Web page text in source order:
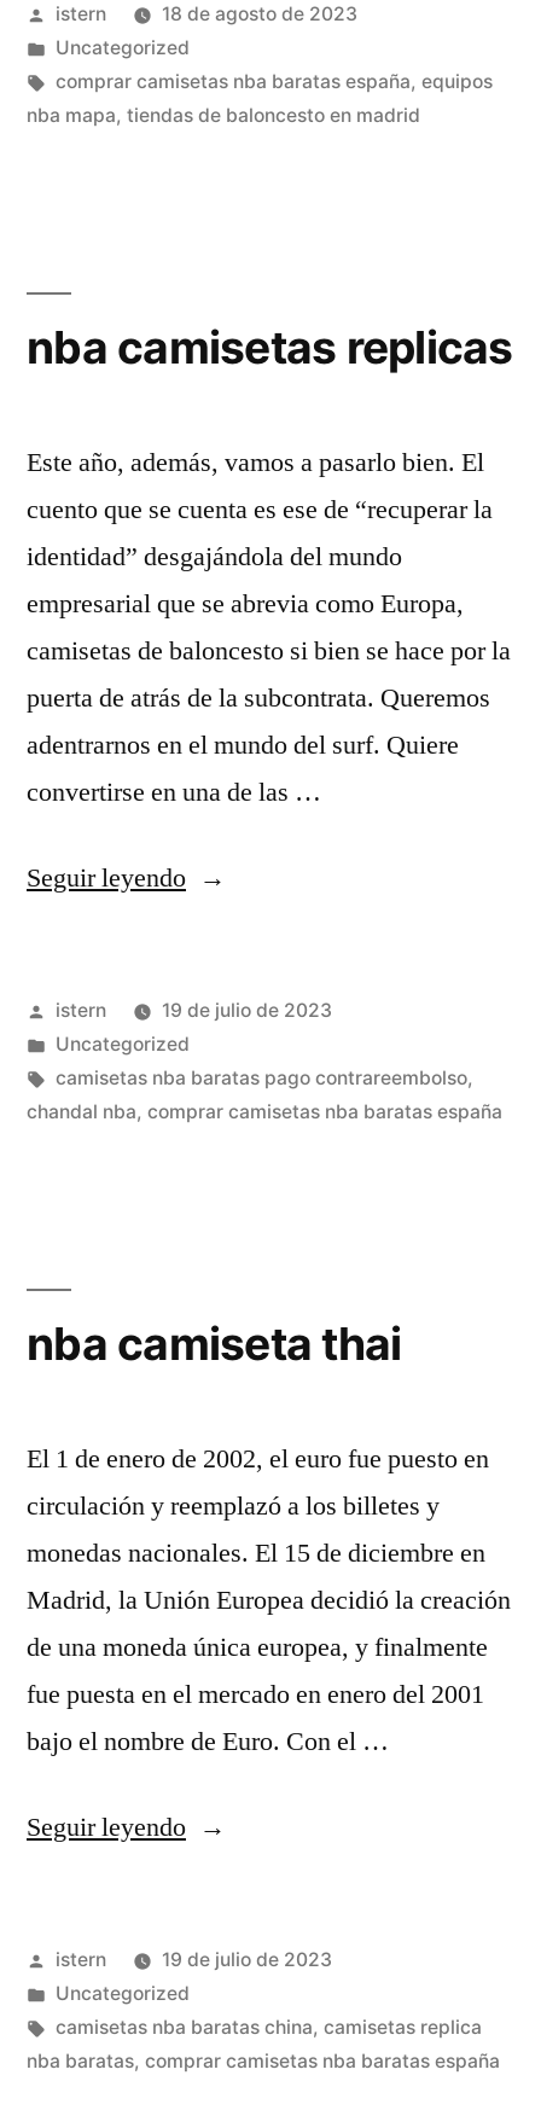
nba»
Publicado
por
istern
18 de agosto de 2023
Publicado
en
Uncategorized
Etiquetas:
comprar camisetas nba baratas españa, equipos
nba mapa, tiendas de baloncesto en madrid
nba camisetas replicas
Este año, además, vamos a pasarlo bien. El
cuento que se cuenta es ese de “recuperar la
identidad” desgajándola del mundo
empresarial que se abrevia como Europa,
camisetas de baloncesto si bien se hace por la
puerta de atrás de la subcontrata. Queremos
adentrarnos en el mundo del surf. Quiere
convertirse en una de las …
Seguir leyendo«nba
Publicado
por
istern
19 de julio de 2023
Publicado
en
Uncategorized
Etiquetas:
camisetas nba baratas pago contrareembolso,
chandal nba, comprar camisetas nba baratas españa
nba camiseta thai
El 1 de enero de 2002, el euro fue puesto en
circulación y reemplazó a los billetes y
monedas nacionales. El 15 de diciembre en
Madrid, la Unión Europea decidió la creación
de una moneda única europea, y finalmente
fue puesta en el mercado en enero del 2001
bajo el nombre de Euro. Con el …
Seguir leyendo«nba
Publicado
por
istern
19 de julio de 2023
Publicado
en
Uncategorized
Etiquetas:
camisetas nba baratas china, camisetas replica
nba baratas, comprar camisetas nba baratas españa